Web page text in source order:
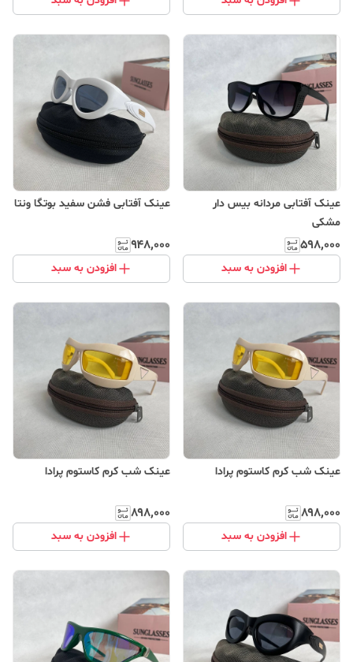
عینک آفتابی مردانه بیس دار
مشکی
۵۹۸٬۰۰۰
افزودن به سبد
عینک آفتابی فشن سفید بوتگا ونتا
۹۴۸٬۰۰۰
افزودن به سبد
عینک شب کرم کاستوم پرادا
۸۹۸٬۰۰۰
افزودن به سبد
عینک شب کرم کاستوم پرادا
۸۹۸٬۰۰۰
افزودن به سبد